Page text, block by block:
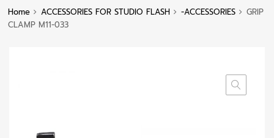
Home ACCESSORIES FOR STUDIO FLASH -ACCESSORIES
GRIP
CLAMP M11-033